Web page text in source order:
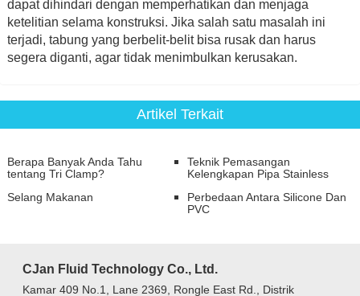
dapat dihindari dengan memperhatikan dan menjaga
ketelitian selama konstruksi. Jika salah satu masalah ini
terjadi, tabung yang berbelit-belit bisa rusak dan harus
segera diganti, agar tidak menimbulkan kerusakan.
Artikel Terkait
Berapa Banyak Anda Tahu
tentang Tri Clamp?
Teknik Pemasangan
Kelengkapan Pipa Stainless
Selang Makanan
Perbedaan Antara Silicone Dan
PVC
CJan Fluid Technology Co., Ltd.
Kamar 409 No.1, Lane 2369, Rongle East Rd., Distrik